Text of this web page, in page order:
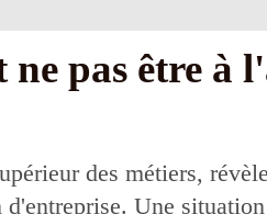
pas être à
des métiers,
Une